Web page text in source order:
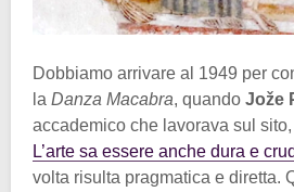
Dobbiamo arrivare al 1949 per
la Danza Macabra, quando Jože
accademico che lavorava sul
L’arte sa essere anche dura e
volta risulta pragmatica e diretta.